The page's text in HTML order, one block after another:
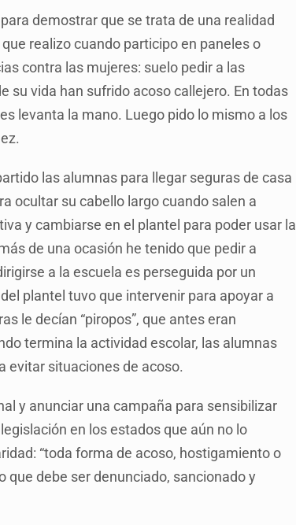
demostrar que se trata de una realidad
realizo cuando participo en paneles o
contra las mujeres: suelo pedir a las
su vida han sufrido acoso callejero. En todas
levanta la mano. Luego pido lo mismo a los
las alumnas para llegar seguras de casa
ocultar su cabello largo cuando salen a
y cambiarse en el plantel para poder usar la
de una ocasión he tenido que pedir a
a la escuela es perseguida por un
plantel tuvo que intervenir para apoyar a
le decían “piropos”, que antes eran
termina la actividad escolar, las alumnas
evitar situaciones de acoso.
y anunciar una campaña para sensibilizar
en los estados que aún no lo
“toda forma de acoso, hostigamiento o
que debe ser denunciado, sancionado y